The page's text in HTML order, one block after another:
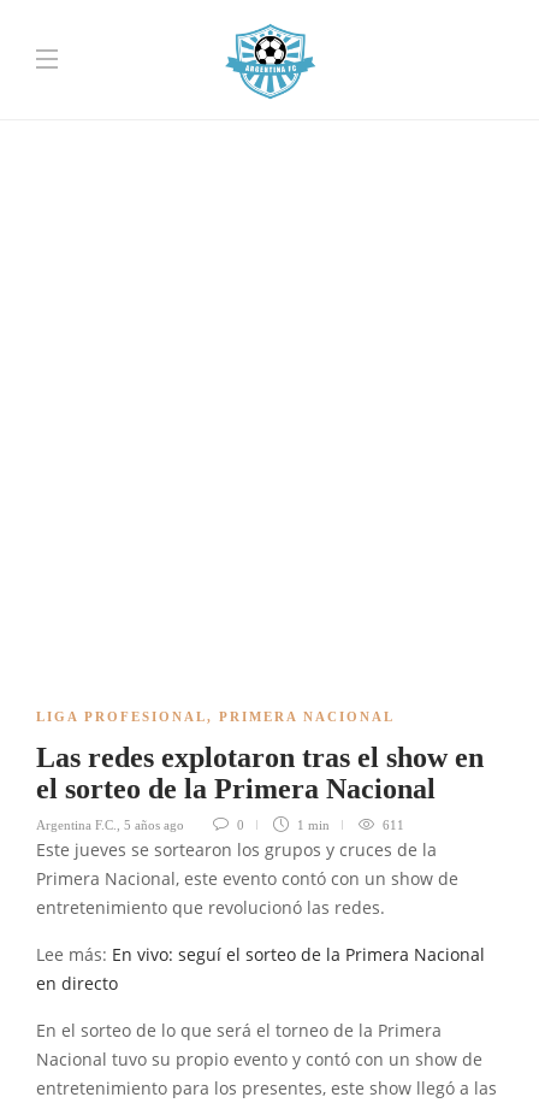
LIGA PROFESIONAL, PRIMERA NACIONAL
Las redes explotaron tras el show en
el sorteo de la Primera Nacional
Argentina F.C. 5 años ago 0 1 min 611
Este jueves se sortearon los grupos y cruces de la
Primera Nacional, este evento contó con un show de
entretenimiento que revolucionó las redes.
Lee más: En vivo: seguí el sorteo de la Primera Nacional
en directo
En el sorteo de lo que será el torneo de la Primera
Nacional tuvo su propio evento y contó con un show de
entretenimiento para los presentes, este show llegó a las